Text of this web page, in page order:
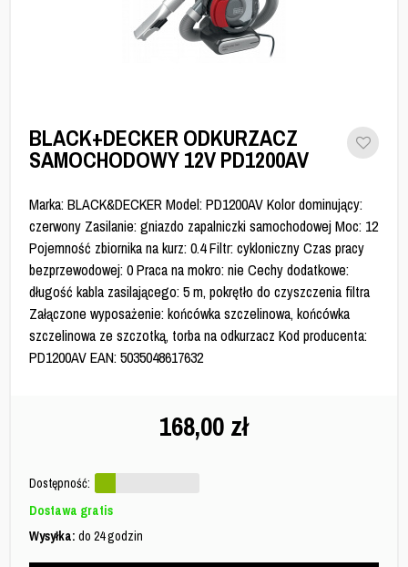
BLACK+DECKER ODKURZACZ
SAMOCHODOWY 12V PD1200AV
Marka: BLACK&DECKER Model: PD1200AV Kolor dominujący:
czerwony Zasilanie: gniazdo zapalniczki samochodowej Moc: 12
Pojemność zbiornika na kurz: 0.4 Filtr: cykloniczny Czas pracy
bezprzewodowej: 0 Praca na mokro: nie Cechy dodatkowe:
długość kabla zasilającego: 5 m, pokrętło do czyszczenia filtra
Załączone wyposażenie: końcówka szczelinowa, końcówka
szczelinowa ze szczotką, torba na odkurzacz Kod producenta:
PD1200AV EAN: 5035048617632
168,00 zł
Dostępność:
Dostawa gratis
Wysyłka: do 24 godzin